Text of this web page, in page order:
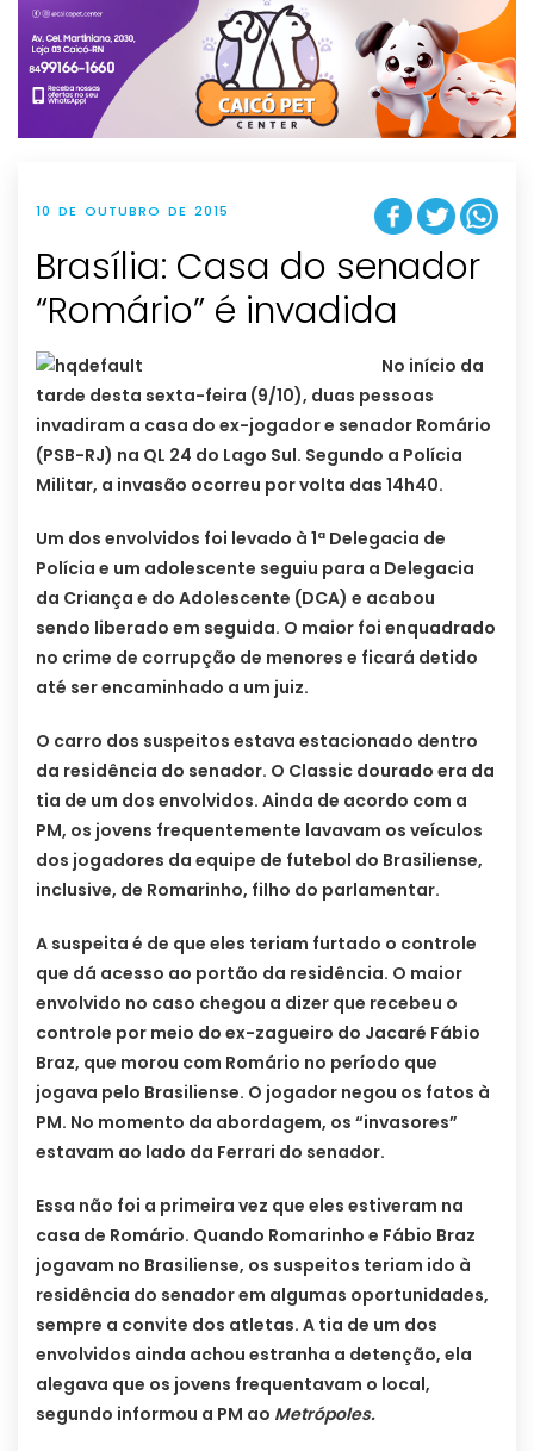
g
t
i
o
n
10 DE OUTUBRO DE 2015
Brasília: Casa do senador
“Romário” é invadida
No início da
tarde desta sexta-feira (9/10), duas pessoas
invadiram a casa do ex-jogador e senador Romário
(PSB-RJ) na QL 24 do Lago Sul. Segundo a Polícia
Militar, a invasão ocorreu por volta das 14h40.
Um dos envolvidos foi levado à 1ª Delegacia de
Polícia e um adolescente seguiu para a Delegacia
da Criança e do Adolescente (DCA) e acabou
sendo liberado em seguida. O maior foi enquadrado
no crime de corrupção de menores e ficará detido
até ser encaminhado a um juiz.
O carro dos suspeitos estava estacionado dentro
da residência do senador. O Classic dourado era da
tia de um dos envolvidos. Ainda de acordo com a
PM, os jovens frequentemente lavavam os veículos
dos jogadores da equipe de futebol do Brasiliense,
inclusive, de Romarinho, filho do parlamentar.
A suspeita é de que eles teriam furtado o controle
que dá acesso ao portão da residência. O maior
envolvido no caso chegou a dizer que recebeu o
controle por meio do ex-zagueiro do Jacaré Fábio
Braz, que morou com Romário no período que
jogava pelo Brasiliense. O jogador negou os fatos à
PM. No momento da abordagem, os “invasores”
estavam ao lado da Ferrari do senador.
Essa não foi a primeira vez que eles estiveram na
casa de Romário. Quando Romarinho e Fábio Braz
jogavam no Brasiliense, os suspeitos teriam ido à
residência do senador em algumas oportunidades,
sempre a convite dos atletas. A tia de um dos
envolvidos ainda achou estranha a detenção, ela
alegava que os jovens frequentavam o local,
segundo informou a PM ao Metrópoles.